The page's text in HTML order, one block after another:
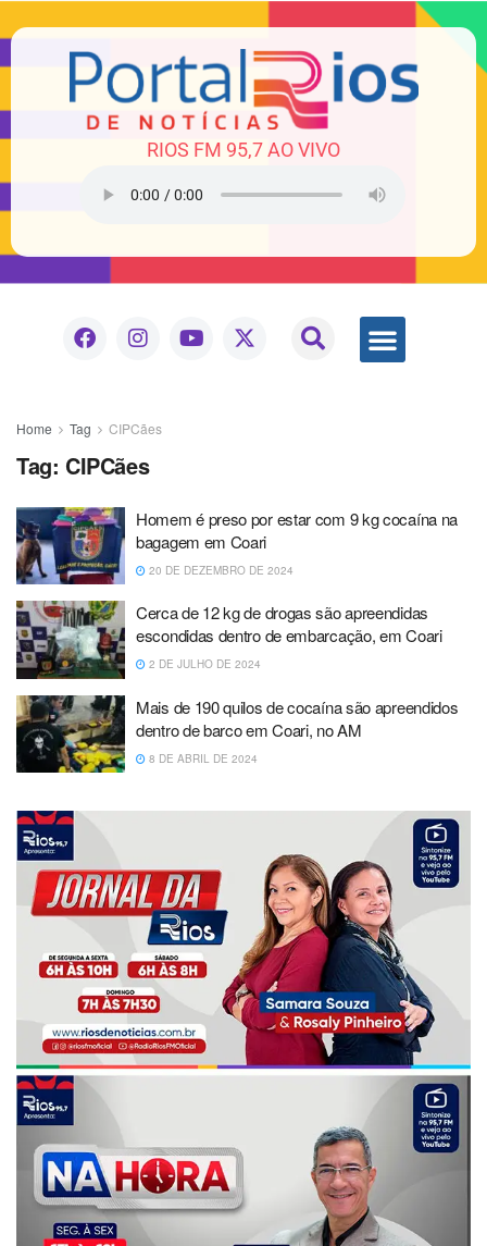
RIOS FM 95,7 AO VIVO
Home Tag CIPCães
Tag: CIPCães
Homem é preso por estar com 9 kg cocaína na
bagagem em Coari
20 DE DEZEMBRO DE 2024
Cerca de 12 kg de drogas são apreendidas
escondidas dentro de embarcação, em Coari
2 DE JULHO DE 2024
Mais de 190 quilos de cocaína são apreendidos
dentro de barco em Coari, no AM
8 DE ABRIL DE 2024